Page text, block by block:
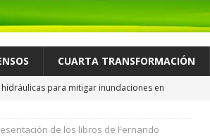
CUARTA TRANSFORMACIÓN
para mitigar inundaciones en
Infantil de México “Federico Gómez”
de los libros de Fernando